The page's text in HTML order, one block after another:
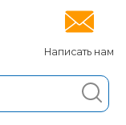
Написать нам